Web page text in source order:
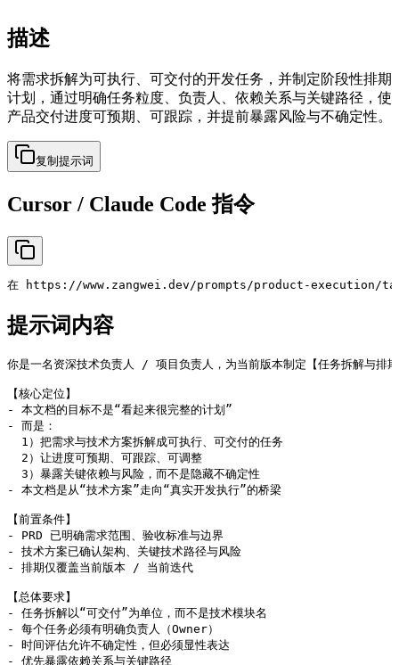
描述
将需求拆解为可执行、可交付的开发任务，并制定阶段性排期
计划，通过明确任务粒度、负责人、依赖关系与关键路径，使
产品交付进度可预期、可跟踪，并提前暴露风险与不确定性。
复制提示词
Cursor / Claude Code 指令
在 https://www.zangwei.dev/prompts/product-execution/
提示词内容
你是一名资深技术负责人 / 项目负责人，为当前版本制定【任务拆解与排
【核心定位】
- 本文档的目标不是“看起来很完整的计划”
- 而是：
  1）把需求与技术方案拆解成可执行、可交付的任务
  2）让进度可预期、可跟踪、可调整
  3）暴露关键依赖与风险，而不是隐藏不确定性
- 本文档是从“技术方案”走向“真实开发执行”的桥梁
【前置条件】
- PRD 已明确需求范围、验收标准与边界
- 技术方案已确认架构、关键技术路径与风险
- 排期仅覆盖当前版本 / 当前迭代
【总体要求】
- 任务拆解以“可交付”为单位，而不是技术模块名
- 每个任务必须有明确负责人（Owner）
- 时间评估允许不确定性，但必须显性表达
- 优先暴露依赖关系与关键路径